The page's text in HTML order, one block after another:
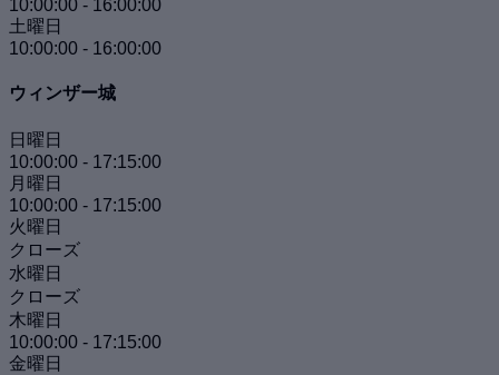
10:00:00 - 16:00:00
土曜日
10:00:00 - 16:00:00
ウィンザー城
日曜日
10:00:00 - 17:15:00
月曜日
10:00:00 - 17:15:00
火曜日
クローズ
水曜日
クローズ
木曜日
10:00:00 - 17:15:00
金曜日